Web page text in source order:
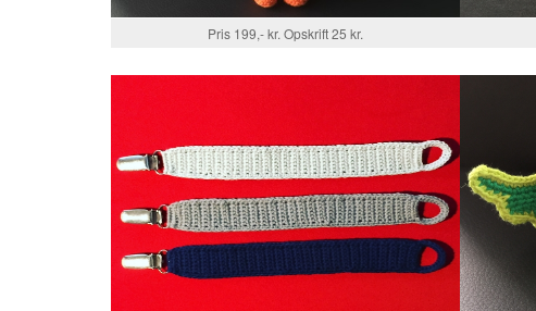
Pris 199,- kr. Opskrift 25 kr.